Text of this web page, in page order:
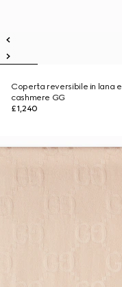
Coperta reversibile in lana e
cashmere GG
£1,240